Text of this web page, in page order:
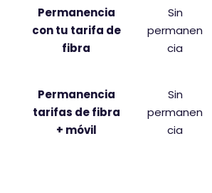
Permanencia
con tu tarifa de
fibra
Sin
permanen
cia
Permanencia
tarifas de fibra
+ móvil
Sin
permanen
cia